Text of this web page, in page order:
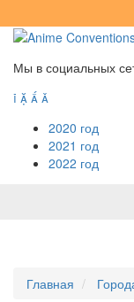
Мы в социальных
   
2020 год
2021 год
2022 год
Главная